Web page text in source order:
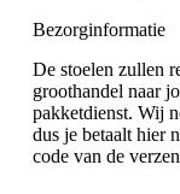
Bezorginformatie
De stoelen zullen
groothandel naar
pakketdienst. Wij
dus je betaalt hier
code van de